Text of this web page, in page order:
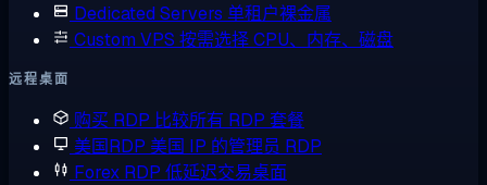
Dedicated Servers 单租户裸金属
Custom VPS 按需选择 CPU、内存、磁盘
远程桌面
购买 RDP 比较所有 RDP 套餐
美国RDP 美国 IP 的管理员 RDP
Forex RDP 低延迟交易桌面